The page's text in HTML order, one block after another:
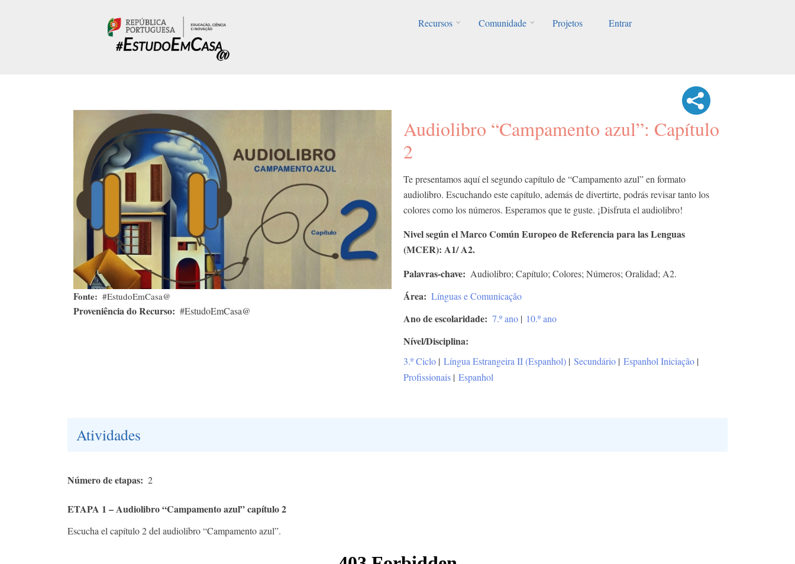
Recursos
Comunidade Projetos Entrar
Fonte #EstudoEmCasa@
Proveniência do Recurso #EstudoEmCasa@
Audiolibro “Campamento azul”: Capítulo
2
Te presentamos aquí el segundo capítulo de “Campamento azul” en formato
audiolibro. Escuchando este capítulo, además de divertirte, podrás revisar tanto los
colores como los números. Esperamos que te guste. ¡Disfruta el audiolibro!
Nivel según el Marco Común Europeo de Referencia para las Lenguas
(MCER): A1/ A2.
Palavras-chave
Audiolibro; Capítulo; Colores; Números; Oralidad; A2.
Área Línguas e Comunicação
Ano de escolaridade 7.º ano | 10.º ano
Nível/Disciplina
3.º Ciclo | Língua Estrangeira II (Espanhol) | Secundário | Espanhol Iniciação |
Profissionais | Espanhol
Atividades
Número de etapas 2
ETAPA 1 – Audiolibro “Campamento azul” capítulo 2
Escucha el capítulo 2 del audiolibro “Campamento azul”.